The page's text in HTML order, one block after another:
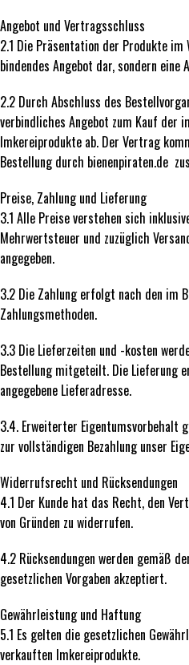
Angebot und Vertragsschluss
2.1 Die Präsentation der Produkte
bindendes Angebot dar, sondern
2.2 Durch Abschluss des
verbindliches Angebot zum Kauf der
Imkereiprodukte ab. Der Vertrag
Bestellung durch bienenpiraten.de
Preise, Zahlung und Lieferung
3.1 Alle Preise verstehen sich
Mehrwertsteuer und zuzüglich
angegeben.
3.2 Die Zahlung erfolgt nach den im
Zahlungsmethoden.
3.3 Die Lieferzeiten und -kosten
Bestellung mitgeteilt. Die Lieferung
angegebene Lieferadresse.
3.4. Erweiterter Eigentumsvorbehalt
zur vollständigen Bezahlung unser
Widerrufsrecht und Rücksendungen
4.1 Der Kunde hat das Recht, den
von Gründen zu widerrufen.
4.2 Rücksendungen werden gemäß
gesetzlichen Vorgaben akzeptiert.
Gewährleistung und Haftung
5.1 Es gelten die gesetzlichen
verkauften Imkereiprodukte.